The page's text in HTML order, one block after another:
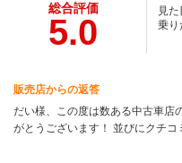
総合評価
5.0
見
乗り
販売店からの返答
だい様、この度は数ある中古車店
がとうございます！ 並びにクチ